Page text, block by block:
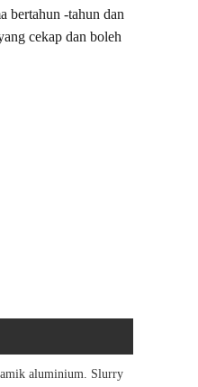
bertahun -tahun dan
cekap dan boleh
aluminium. Slurry